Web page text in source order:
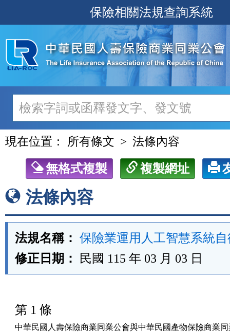
至
主
內
容
保險相關法規查詢系統
現在位置： 所有條文 法條內容
無格式複製 複製網址
法條內容
法規名稱： 保險業運用人工智慧系統
修正日期：
民國 115 年 03 月 03 日
第 1 條
中華民國人壽保險商業同業公會與中華民國產物保險商業